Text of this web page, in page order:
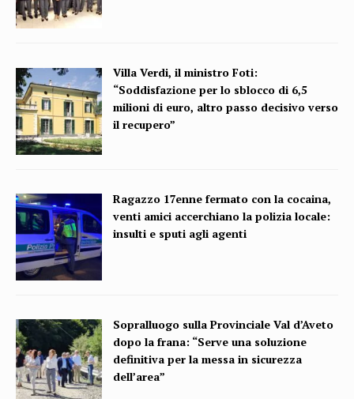
Villa Verdi, il ministro Foti:
“Soddisfazione per lo sblocco di 6,5
milioni di euro, altro passo decisivo verso
il recupero”
Ragazzo 17enne fermato con la cocaina,
venti amici accerchiano la polizia locale:
insulti e sputi agli agenti
Sopralluogo sulla Provinciale Val d’Aveto
dopo la frana: “Serve una soluzione
definitiva per la messa in sicurezza
dell’area”